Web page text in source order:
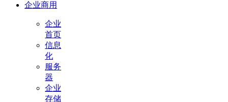
企业商用
企业
首页
信息
化
服务
器
企业
存储